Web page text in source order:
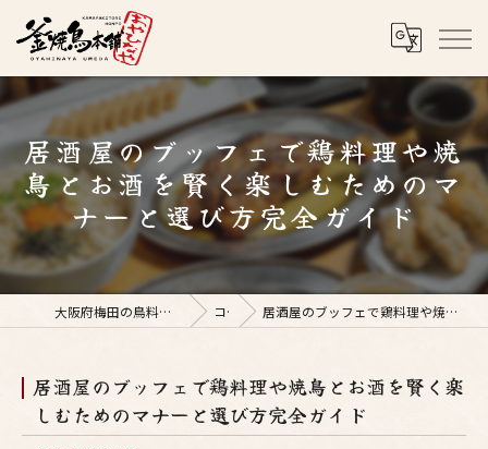
居酒屋のブッフェで鶏料理や焼
鳥とお酒を賢く楽しむためのマ
ナーと選び方完全ガイド
大阪府梅田の鳥料理なら釜焼鳥本舗おやひなや 梅田店 コラム 居酒屋のブッフェで鶏料理や焼鳥とお酒を賢く楽しむためのマナーと選び方完全ガイド
居酒屋のブッフェで鶏料理や焼鳥とお酒を賢く楽
しむためのマナーと選び方完全ガイド